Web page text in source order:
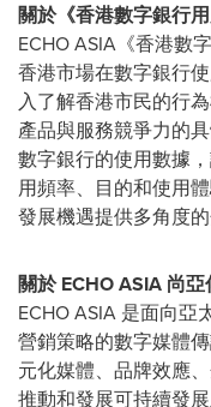
關於《香港數字銀行
ECHO ASIA《香港數
香港市場在數字銀行
入了解香港市民的行
產品與服務競爭力的
數字銀行的使用數據
用頻率、目的和使用
發展機遇提供多角度的
關於ECHOASIA 尚亞
ECHOASIA 是面向亞
營銷策略的數字媒體
元化媒體、品牌效應
推動和發展可持續發